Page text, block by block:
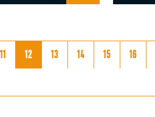
11 12 13 14 15 16